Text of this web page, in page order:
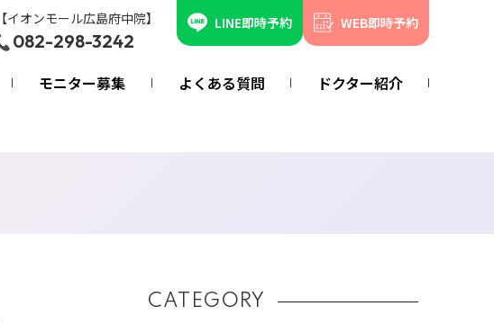
【イオンモール広島府中院】
082-298-3242
LINE即時予約 WEB即時予約
モニター募集 よくある質問 ドクター紹介
CATEGORY